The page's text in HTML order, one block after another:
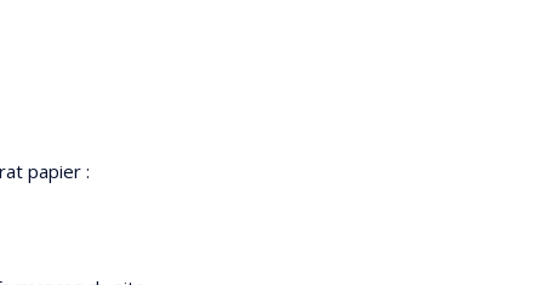
papier :